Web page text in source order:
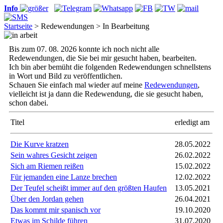
Info
Startseite > Redewendungen > In Bearbeitung
Bis zum 07. 08. 2026 konnte ich noch nicht alle
Redewendungen, die Sie bei mir gesucht haben, bearbeiten.
Ich bin aber bemüht die folgenden Redewendungen schnellstens
in Wort und Bild zu veröffentlichen.
Schauen Sie einfach mal wieder auf meine Redewendungen,
vielleicht ist ja dann die Redewendung, die sie gesucht haben,
schon dabei.
Titel erledigt am
Die Kurve kratzen
28.05.2022
Sein wahres Gesicht zeigen
26.02.2022
Sich am Riemen reißen
15.02.2022
Für jemanden eine Lanze brechen
12.02.2022
Der Teufel scheißt immer auf den größten Haufen
13.05.2021
Über den Jordan gehen
26.04.2021
Das kommt mir spanisch vor
19.10.2020
Etwas im Schilde führen
31.07.2020